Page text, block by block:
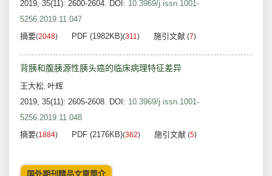
2019, 35(11): 2600-2604. DOI: 10.3969/j.issn.1001-
5256.2019.11.047
摘要(2048) PDF (1982KB)(311) 施引文献 (7)
背胰和腹胰源性胰头癌的临床病理特征差异
王大松, 叶辉
2019, 35(11): 2605-2608. DOI: 10.3969/j.issn.1001-
5256.2019.11.048
摘要(1884) PDF (2176KB)(362) 施引文献 (5)
国外期刊精品文章简介